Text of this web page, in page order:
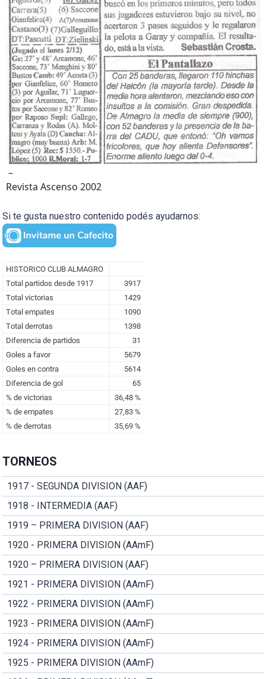
–
Revista Ascenso 2002
Si te gusta nuestro contenido podés ayudarnos:
TORNEOS
1917 - SEGUNDA DIVISION (AAF)
1918 - INTERMEDIA (AAF)
1919 – PRIMERA DIVISION (AAF)
1920 - PRIMERA DIVISION (AAmF)
1920 – PRIMERA DIVISION (AAF)
1921 - PRIMERA DIVISION (AAmF)
1922 - PRIMERA DIVISION (AAmF)
1923 - PRIMERA DIVISION (AAmF)
1924 - PRIMERA DIVISION (AAmF)
1925 - PRIMERA DIVISION (AAmF)